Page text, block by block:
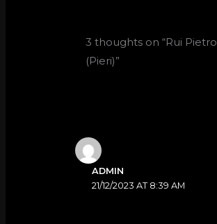
3 thoughts on “Rui Pietro
(Pieri)”
ADMIN
21/12/2023 AT 8:39 AM